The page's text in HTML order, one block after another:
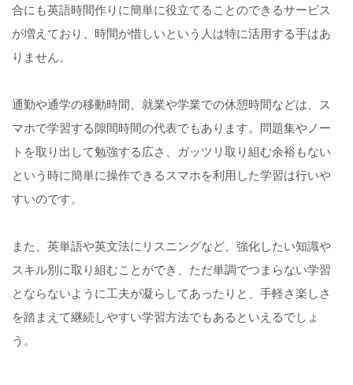
合にも英語時間作りに簡単に役立てることのできるサービス
が増えており、時間が惜しいという人は特に活用する手はあ
りません。
通勤や通学の移動時間、就業や学業での休憩時間などは、ス
マホで学習する隙間時間の代表でもあります。問題集やノー
トを取り出して勉強する広さ、ガッツリ取り組む余裕もない
という時に簡単に操作できるスマホを利用した学習は行いや
すいのです。
また、英単語や英文法にリスニングなど、強化したい知識や
スキル別に取り組むことができ、ただ単調でつまらない学習
とならないように工夫が凝らしてあったりと、手軽さ楽しさ
を踏まえて継続しやすい学習方法でもあるといえるでしょ
う。